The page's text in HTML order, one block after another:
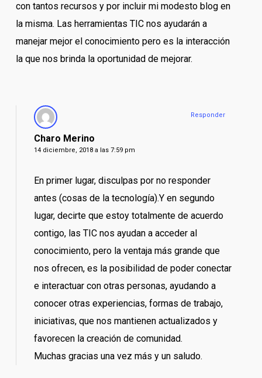
con tantos recursos y por incluir mi modesto blog en
la misma. Las herramientas TIC nos ayudarán a
manejar mejor el conocimiento pero es la interacción
la que nos brinda la oportunidad de mejorar.
Charo Merino
14 diciembre, 2018 a las 7:59 pm
En primer lugar, disculpas por no responder
antes (cosas de la tecnología).Y en segundo
lugar, decirte que estoy totalmente de acuerdo
contigo, las TIC nos ayudan a acceder al
conocimiento, pero la ventaja más grande que
nos ofrecen, es la posibilidad de poder conectar
e interactuar con otras personas, ayudando a
conocer otras experiencias, formas de trabajo,
iniciativas, que nos mantienen actualizados y
favorecen la creación de comunidad.
Muchas gracias una vez más y un saludo.
Responder